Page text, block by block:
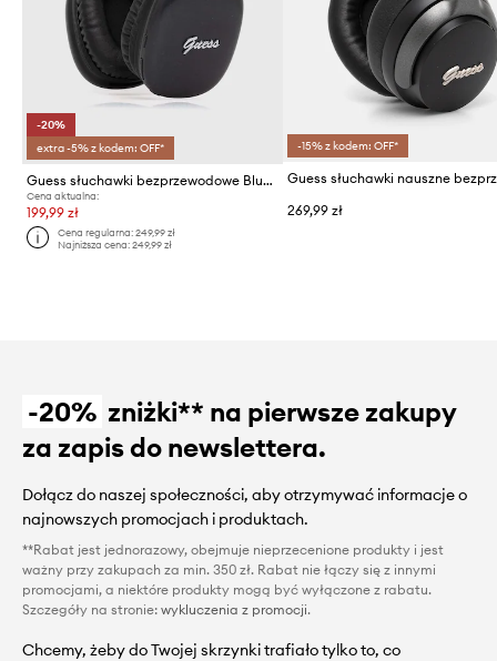
-20%
extra -5% z kodem: OFF*
Guess słuchawki bezprzewodowe Bluetooth Gcube Metallic Script Logo
Cena aktualna:
199,99 zł
Cena regularna:249,99 zł
Najniższa cena:249,99 zł
-15% z kodem: OFF*
269,99 zł
-20% zniżki** na pierwsze zakupy
za zapis do newslettera.
Dołącz do naszej społeczności, aby otrzymywać informacje o
najnowszych promocjach i produktach.
**Rabat jest jednorazowy, obejmuje nieprzecenione produkty i jest
ważny przy zakupach za min. 350 zł. Rabat nie łączy się z innymi
promocjami, a niektóre produkty mogą być wyłączone z rabatu.
Szczegóły na stronie: wykluczenia z promocji.
Chcemy, żeby do Twojej skrzynki trafiało tylko to, co